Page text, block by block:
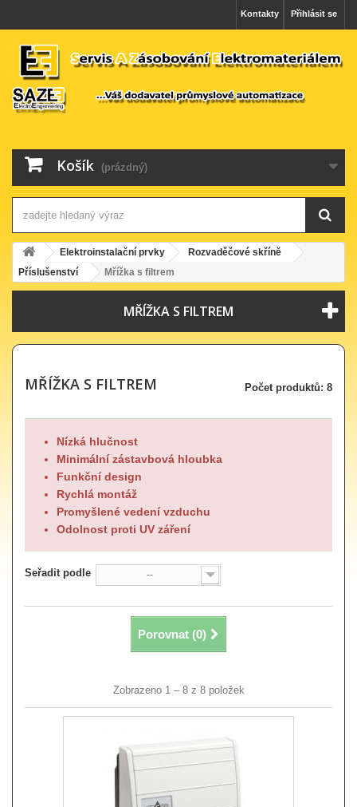
Přihlásit se
Kontakty
Košík (prázdný)
Elektroinstalační prvky
Rozvaděčové skříně
Příslušenství
Mřížka s filtrem
MŘÍŽKA S FILTREM
MŘÍŽKA S FILTREM Počet produktů: 8
Nízká hlučnost
Minimální zástavbová hloubka
Funkční design
Rychlá montáž
Promyšlené vedení vzduchu
Odolnost proti UV záření
Seřadit podle --
Porovnat (0)
Zobrazeno 1 – 8 z 8 položek